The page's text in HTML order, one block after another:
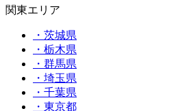
関東エリア
・茨城県
・栃木県
・群馬県
・埼玉県
・千葉県
・東京都